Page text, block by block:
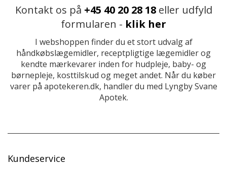
Kontakt os på +45 40 20 28 18eller udfyld
formularen - klik her
I webshoppen finder du et stort udvalg af
håndkøbslægemidler, receptpligtige lægemidler og
kendte mærkevarer inden for hudpleje, baby- og
børnepleje, kosttilskud og meget andet. Når du køber
varer på apotekeren.dk, handler du med Lyngby Svane
Apotek.
Kundeservice